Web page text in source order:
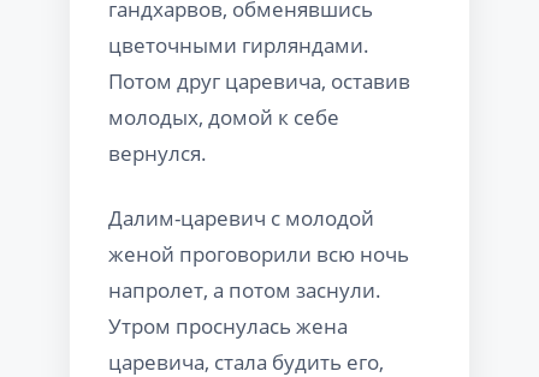
гандхарвов, обменявшись
цветочными гирляндами.
Потом друг царевича, оставив
молодых, домой к себе
вернулся.
Далим-царевич с молодой
женой проговорили всю ночь
напролет, а потом заснули.
Утром проснулась жена
царевича, стала будить его,